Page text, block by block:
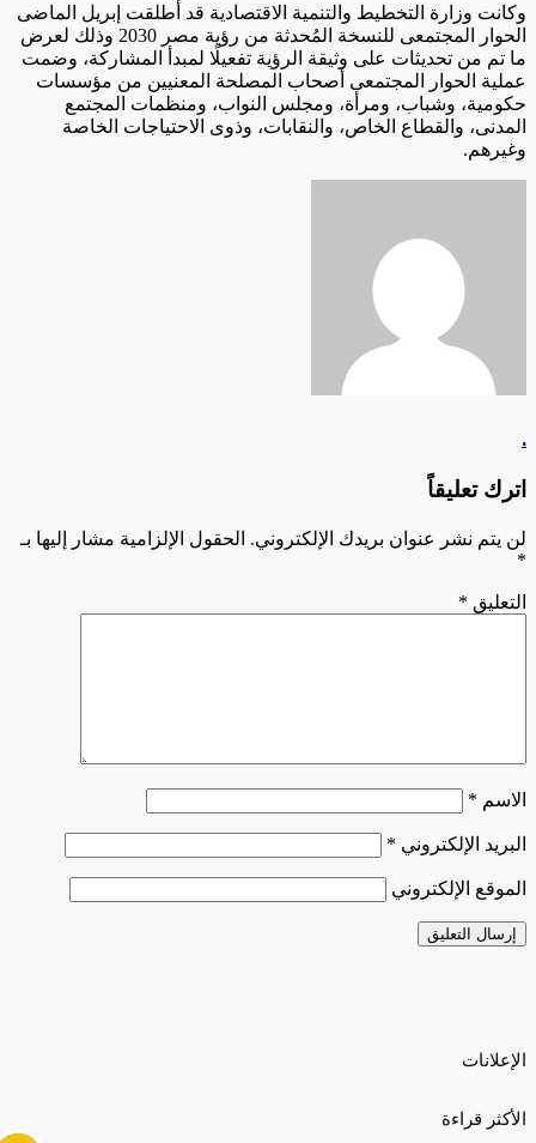
وكانت وزارة التخطيط والتنمية الاقتصادية قد أطلقت إبريل الماضى
الحوار المجتمعى للنسخة المُحدثة من رؤية مصر 2030 وذلك لعرض
ما تم من تحديثات على وثيقة الرؤية تفعيلًا لمبدأ المشاركة، وضمت
عملية الحوار المجتمعى أصحاب المصلحة المعنيين من مؤسسات
حكومية، وشباب، ومرأة، ومجلس النواب، ومنظمات المجتمع
المدنى، والقطاع الخاص، والنقابات، وذوى الاحتياجات الخاصة
وغيرهم.
اترك تعليقاً
لن يتم نشر عنوان بريدك الإلكتروني. الحقول الإلزامية مشار إليها بـ
التعليق*
الاسم*
البريد الإلكتروني *
الموقع الإلكتروني
الإعلانات
الأكثر قراءة